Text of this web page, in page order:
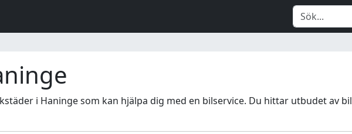
i Haninge som kan hjälpa dig med en bilservice. Du hittar utbudet av